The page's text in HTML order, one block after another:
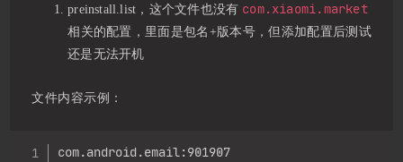
preinstall.list，这个文件也没有 com.xiaomi.market
相关的配置，里面是包名+版本号，但添加配置后测试
还是无法开机
文件内容示例：
com.android.email:901907